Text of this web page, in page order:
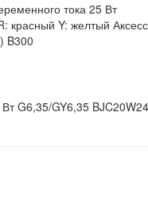
тока 25 Вт
красный Y: желтый
B300
G6,35/GY6,35